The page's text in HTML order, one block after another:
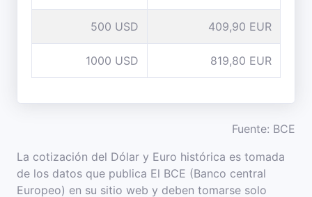
500 USD 409,90 EUR
1000 USD 819,80 EUR
Fuente: BCE
La cotización del Dólar y Euro histórica es tomada
de los datos que publica El BCE (Banco central
Europeo) en su sitio web y deben tomarse solo